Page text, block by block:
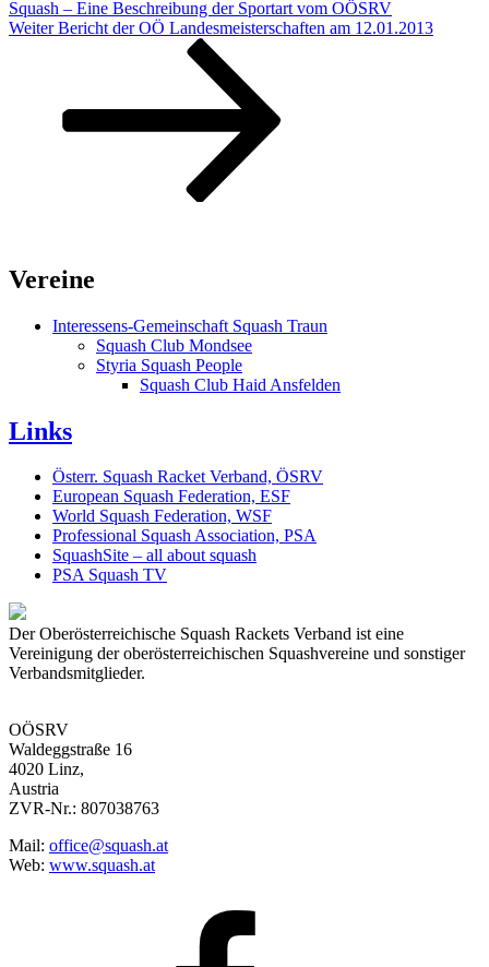
Squash – Eine Beschreibung der Sportart vom OÖSRV
Nächster
Weiter Bericht der OÖ Landesmeisterschaften am 12.01.2013
Vereine
Interessens-Gemeinschaft Squash Traun
Squash Club Mondsee
Styria Squash People
Squash Club Haid Ansfelden
Links
Österr. Squash Racket Verband, ÖSRV
European Squash Federation, ESF
World Squash Federation, WSF
Professional Squash Association, PSA
SquashSite – all about squash
PSA Squash TV
Der Oberösterreichische Squash Rackets Verband ist eine
Vereinigung der oberösterreichischen Squashvereine und sonstiger
Verbandsmitglieder.
OÖSRV
Waldeggstraße 16
4020 Linz,
Austria
ZVR-Nr.: 807038763
Mail: office@squash.at
Web: www.squash.at